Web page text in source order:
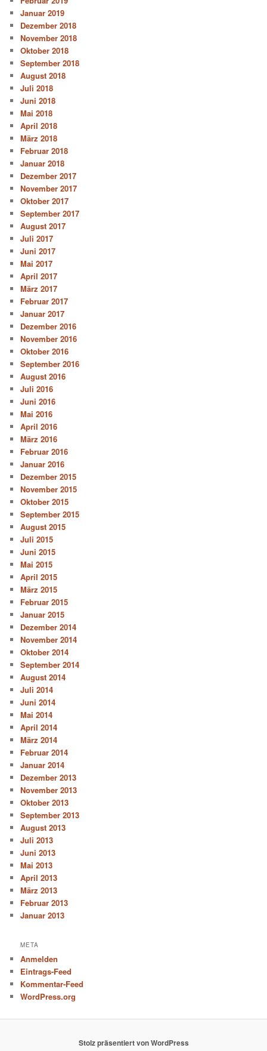
Januar 2019
Dezember 2018
November 2018
Oktober 2018
September 2018
August 2018
Juli 2018
Juni 2018
Mai 2018
April 2018
März 2018
Februar 2018
Januar 2018
Dezember 2017
November 2017
Oktober 2017
September 2017
August 2017
Juli 2017
Juni 2017
Mai 2017
April 2017
März 2017
Februar 2017
Januar 2017
Dezember 2016
November 2016
Oktober 2016
September 2016
August 2016
Juli 2016
Juni 2016
Mai 2016
April 2016
März 2016
Februar 2016
Januar 2016
Dezember 2015
November 2015
Oktober 2015
September 2015
August 2015
Juli 2015
Juni 2015
Mai 2015
April 2015
März 2015
Februar 2015
Januar 2015
Dezember 2014
November 2014
Oktober 2014
September 2014
August 2014
Juli 2014
Juni 2014
Mai 2014
April 2014
März 2014
Februar 2014
Januar 2014
Dezember 2013
November 2013
Oktober 2013
September 2013
August 2013
Juli 2013
Juni 2013
Mai 2013
April 2013
März 2013
Februar 2013
Januar 2013
META
Anmelden
Eintrags-Feed
Kommentar-Feed
WordPress.org
Stolz präsentiert von WordPress